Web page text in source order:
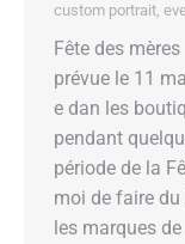
custom portrait,
Fête des
prévue le 11
e dan les
pendant
période de la
moi de faire
les marques